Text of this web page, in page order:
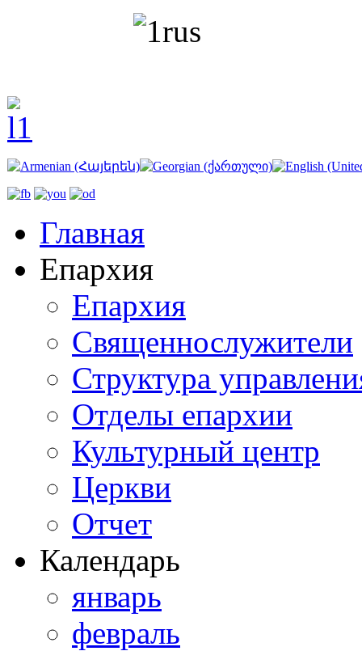
Главная
Епархия
Епархия
Священнослужители
Структура
Отделы епархии
Культурный центр
Церкви
Отчет
Календарь
январь
февраль